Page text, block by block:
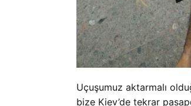
Uçuşumuz aktarmalı
bize Kiev’de tekrar